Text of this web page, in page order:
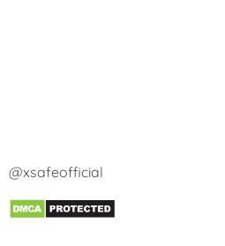
@xsafeofficial